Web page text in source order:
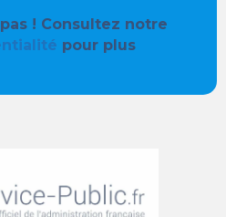
! Consultez notre
pour plus